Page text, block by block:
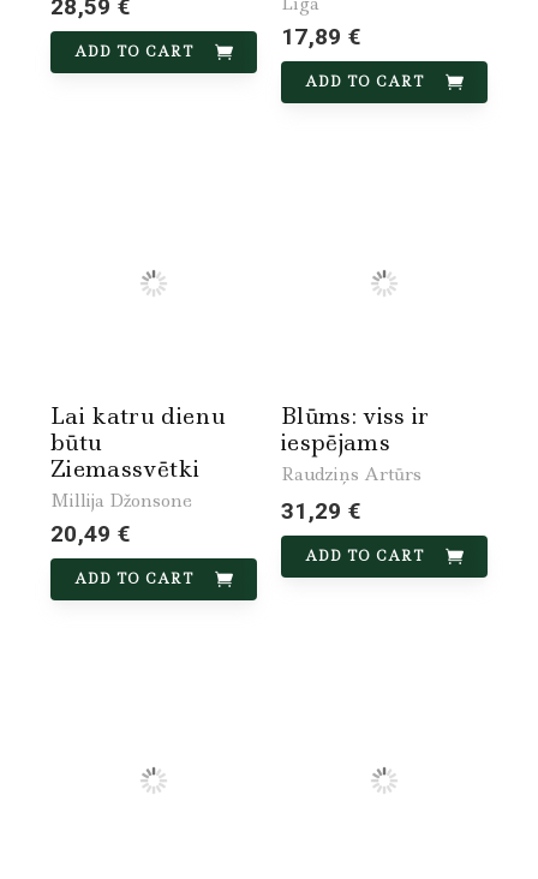
28,59 €
ADD TO CART
17,89 €
ADD TO CART
Lai katru dienu
būtu
Ziemassvētki
Millija Džonsone
20,49 €
ADD TO CART
Blūms: viss ir
iespējams
Raudziņs Artūrs
31,29 €
ADD TO CART